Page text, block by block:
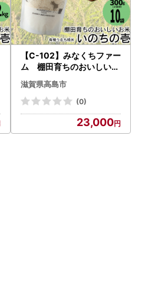
【C-102】みなくちファー
ム 棚田育ちのおいしいお
米 いのちの壱 有機うる
ち精米 300g（2合)×10
個［高島屋選定品］
滋賀県高島市
(0)
23,000